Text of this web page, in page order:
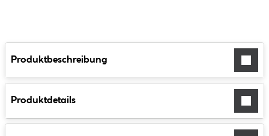
Produktbeschreibung
Produktdetails